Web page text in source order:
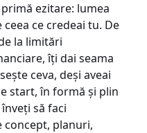
ezitare: lumea
ce credeai tu. De
la limitări
îţi dai seama
ceva, deşi aveai
start, în formă şi plin
să faci
planuri,